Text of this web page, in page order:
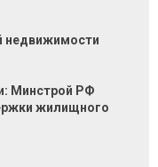
недвижимости
Минстрой РФ
жилищного